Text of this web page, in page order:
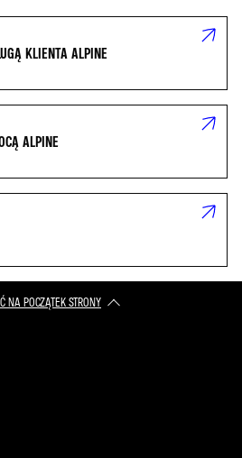
KLIENTA ALPINE
ALPINE
NA POCZĄTEK STRONY